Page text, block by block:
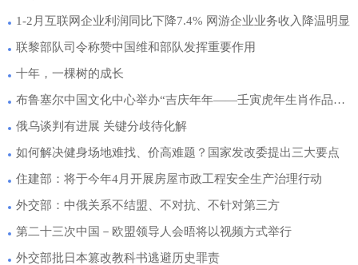
1-2月互联网企业利润同比下降7.4% 网游企业业务收入降温明显
联黎部队司令称赞中国维和部队发挥重要作用
十年，一棵树的成长
布鲁塞尔中国文化中心举办“吉庆年年——壬寅虎年生肖作品展”
俄乌谈判有进展 关键分歧待化解
如何解决健身场地难找、价高难题？国家发改委提出三大要点
住建部：将于今年4月开展房屋市政工程安全生产治理行动
外交部：中俄关系不结盟、不对抗、不针对第三方
第二十三次中国－欧盟领导人会晤将以视频方式举行
外交部批日本篡改教科书逃避历史罪责